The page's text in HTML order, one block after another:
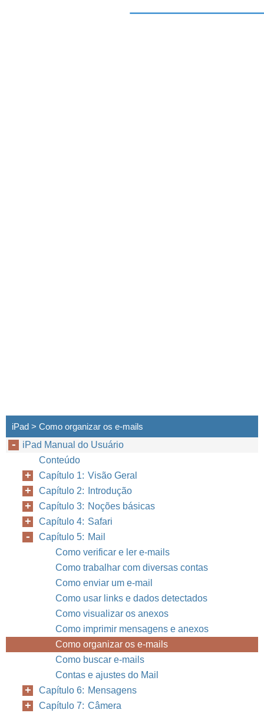
iPad > Como organizar os e-mails
iPad Manual do Usuário
Conteúdo
Capítulo 1: Visão Geral
Capítulo 2: Introdução
Capítulo 3: Noções básicas
Capítulo 4: Safari
Capítulo 5: Mail
Como verificar e ler e-mails
Como trabalhar com diversas contas
Como enviar um e-mail
Como usar links e dados detectados
Como visualizar os anexos
Como imprimir mensagens e anexos
Como organizar os e-mails
Como buscar e-mails
Contas e ajustes do Mail
Capítulo 6: Mensagens
Capítulo 7: Câmera